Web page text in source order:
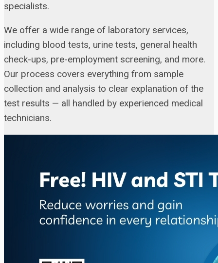
specialists.
We offer a wide range of laboratory services,
including blood tests, urine tests, general health
check-ups, pre-employment screening, and more.
Our process covers everything from sample
collection and analysis to clear explanation of the
test results — all handled by experienced medical
technicians.